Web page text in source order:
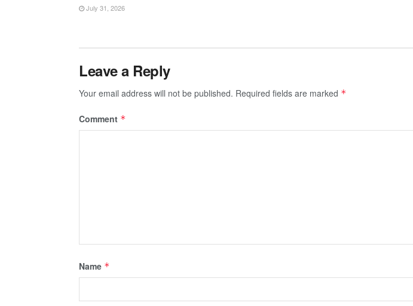
July 31, 2026
Leave a Reply
Your email address will not be published. Required fields are marked *
Comment *
Name *